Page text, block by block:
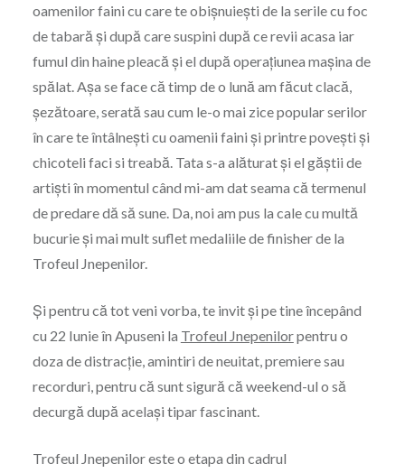
oamenilor faini cu care te obișnuiești de la serile cu foc
de tabară și după care suspini după ce revii acasa iar
fumul din haine pleacă și el după operațiunea mașina de
spălat. Așa se face că timp de o lună am făcut clacă,
șezătoare, serată sau cum le-o mai zice popular serilor
în care te întâlnești cu oamenii faini și printre povești și
chicoteli faci si treabă. Tata s-a alăturat și el găștii de
artiști în momentul când mi-am dat seama că termenul
de predare dă să sune. Da, noi am pus la cale cu multă
bucurie și mai mult suflet medaliile de finisher de la
Trofeul Jnepenilor.
Și pentru că tot veni vorba, te invit și pe tine începând
cu 22 Iunie în Apuseni la Trofeul Jnepenilorpentru o
doza de distracție, amintiri de neuitat, premiere sau
recorduri, pentru că sunt sigură că weekend-ul o să
decurgă după același tipar fascinant.
Trofeul Jnepenilor este o etapa din cadrul